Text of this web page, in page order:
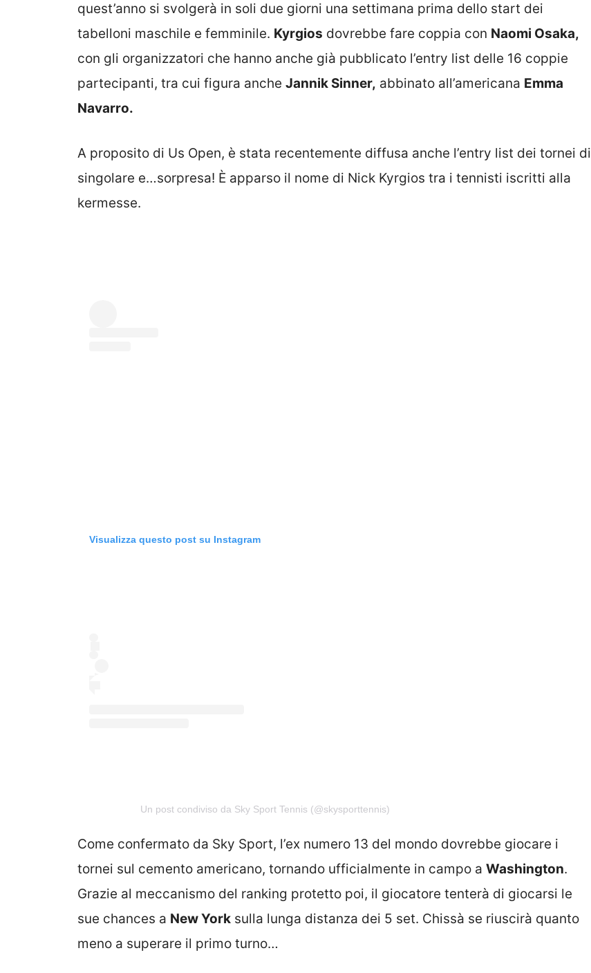
quest’anno si svolgerà in soli due giorni una settimana prima dello start dei
tabelloni maschile e femminile. Kyrgios dovrebbe fare coppia con Naomi Osaka,
con gli organizzatori che hanno anche già pubblicato l’entry list delle 16 coppie
partecipanti, tra cui figura anche Jannik Sinner, abbinato all’americana Emma
Navarro.
A proposito di Us Open, è stata recentemente diffusa anche l’entry list dei tornei di
singolare e…sorpresa! È apparso il nome di Nick Kyrgios tra i tennisti iscritti alla
kermesse.
Visualizza questo post su Instagram
Un post condiviso da Sky Sport Tennis (@skysporttennis)
Come confermato da Sky Sport, l’ex numero 13 del mondo dovrebbe giocare i
tornei sul cemento americano, tornando ufficialmente in campo a Washington.
Grazie al meccanismo del ranking protetto poi, il giocatore tenterà di giocarsi le
sue chances a New York sulla lunga distanza dei 5 set. Chissà se riuscirà quanto
meno a superare il primo turno…